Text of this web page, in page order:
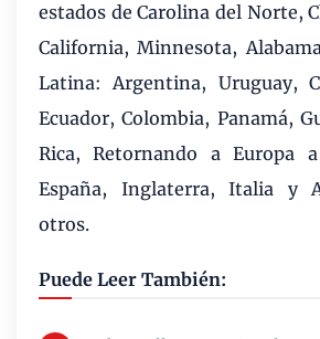
estados de Carolina del Norte,
California, Minnesota,
Latina: Argentina, Uruguay,
Ecuador, Colombia, Panamá,
Rica, Retornando a Europa
España, Inglaterra, Italia y
otros.
Puede Leer También: